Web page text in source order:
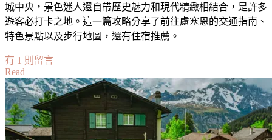
的
多
元
路
線
How
To
Plan
An
Itinerary
城中央，景色迷人還自帶歷史魅力和現代精緻相結合，是許多
遊客必打卡之地。這一篇攻略分享了前往盧塞恩的交通指南、
特色景點以及步行地圖，還有住宿推薦。
在
〈【瑞
士
盧
塞
恩
有 1 則留言
Read